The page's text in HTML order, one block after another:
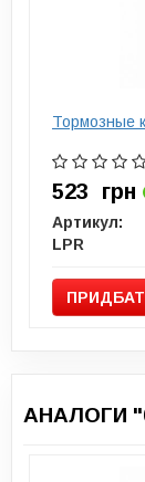
Тормозные
523 грн
Артикул:
LPR
АНАЛОГИ